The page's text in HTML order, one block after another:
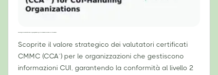
Scoprite il valore strategico dei valutatori certificati
CMMC (CCA™) per le organizzazioni che gestiscono
informazioni CUI, garantendo la conformità al livello 2